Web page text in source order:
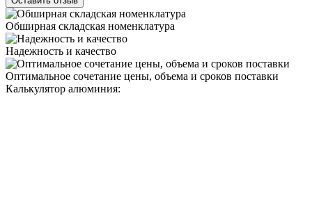
Обширная складская номенклатура
Надежность и качество
Оптимальное сочетание цены, объема и сроков поставки
Калькулятор алюминия: